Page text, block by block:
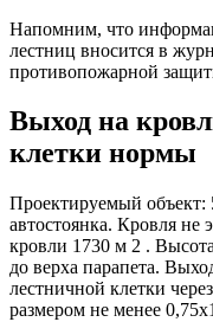
Напомним, что
лестниц вносится в
противопожарной
Выход на
клетки нормы
Проектируемый объект:
автостоянка. Кровля не
кровли 1730 м 2 .
до верха парапета.
лестничной клетки
размером не менее